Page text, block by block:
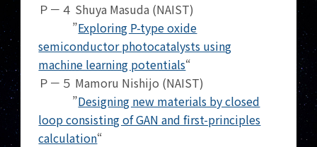
Ｐ－４ Shuya Masuda (NAIST)
”Exploring P-type oxide
semiconductor photocatalysts using
machine learning potentials“
Ｐ－５ Mamoru Nishijo (NAIST)
”Designing new materials by closed
loop consisting of GAN and first-principles
calculation“